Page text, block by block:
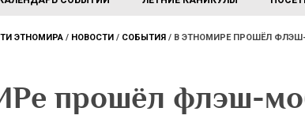
ЭТНОМИРА НОВОСТИ СОБЫТИЯ В ЭТНОМИРЕ ПРОШЁЛ
прошёл флэш-